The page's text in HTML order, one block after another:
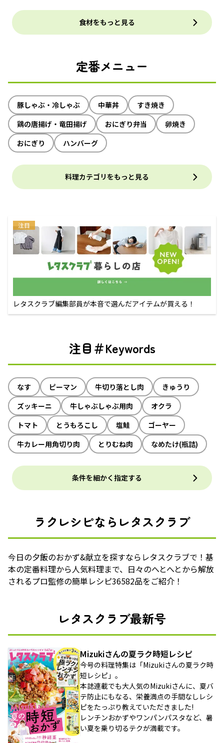
食材をもっと見る
定番メニュー
豚しゃぶ・冷しゃぶ 中華丼
すき焼き
鶏の唐揚げ・竜田揚げ
おにぎり弁当
卵焼き
おにぎり
ハンバーグ
料理カテゴリをもっと見る
注目
レタスクラブ編集部員が本音で選んだアイテムが買える！
注目＃Keywords
なす ピーマン 牛切り落とし肉
きゅうり
ズッキーニ
牛しゃぶしゃぶ用肉
オクラ
トマト
とうもろこし 塩鮭
ゴーヤー
牛カレー用角切り肉
とりむね肉 なめたけ(瓶詰)
条件を細かく指定する
ラクレシピならレタスクラブ
今日の夕飯のおかず&献立を探すならレタスクラブで！基
本の定番料理から人気料理まで、日々のへとへとから解放
されるプロ監修の簡単レシピ36582品をご紹介！
レタスクラブ最新号
Mizukiさんの夏ラク時短レシピ
今号の料理特集は「Mizukiさんの夏ラク時
短レシピ」。
本誌連載でも大人気のMizukiさんに、夏バ
テ防止にもなる、栄養満点の手間なしレシ
ピをたっぷり教えていただきました!
レンチンおかずやワンパンパスタなど、暑
い夏を乗り切るテクが満載です。